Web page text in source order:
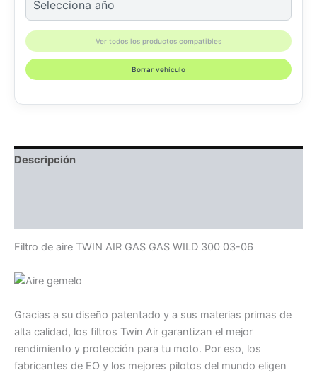
Ver todos los productos compatibles
Borrar vehículo
Descripción
Filtro de aire TWIN AIR GAS GAS WILD 300 03-06
Gracias a su diseño patentado y a sus materias primas de
alta calidad, los filtros Twin Air garantizan el mejor
rendimiento y protección para tu moto. Por eso, los
fabricantes de EO y los mejores pilotos del mundo eligen